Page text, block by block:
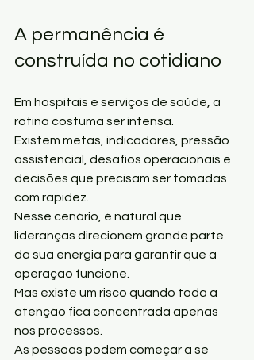
A permanência é
construída no cotidiano
Em hospitais e serviços de saúde, a
rotina costuma ser intensa.
Existem metas, indicadores, pressão
assistencial, desafios operacionais e
decisões que precisam ser tomadas
com rapidez.
Nesse cenário, é natural que
lideranças direcionem grande parte
da sua energia para garantir que a
operação funcione.
Mas existe um risco quando toda a
atenção fica concentrada apenas
nos processos.
As pessoas podem começar a se